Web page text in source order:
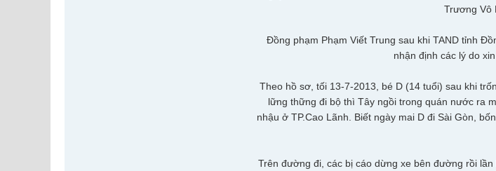
Trương Vô
Đồng phạm Phạm Viết Trung sau khi TAND tỉnh
nhận định các lý do
Theo hồ sơ, tối 13-7-2013, bé D (14 tuổi) sau khi
lững thững đi bộ thì Tây ngồi trong quán nước ra
nhậu ở TP.Cao Lãnh. Biết ngày mai D đi Sài Gòn,
Trên đường đi, các bị cáo dừng xe bên đường rồi